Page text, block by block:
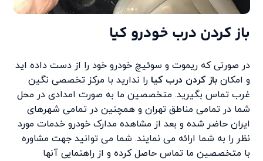
باز کردن درب خودرو کیا
در صورتی که ریموت و سوئیچ خودرو خود را از دست داده اید
و امکانباز کردن درب کیا را ندارید با مرکز تخصصی نگین
غرب تماس بگیرید. متخصصین ما به صورت امدادی در محل
شما در تمامی مناطق تهران و همچنین در تمامی شهرهای
ایران حاضر شده و بعد از مشاهده مدارک خودرو خدمات مورد
نظر را به شما ارائه می نمایند. شما می توانید جهت مشاوره
با متخصصین ما تماس حاصل کرده و از راهنمایی آنها